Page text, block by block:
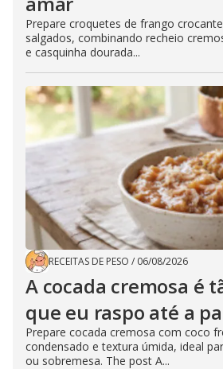
Prepare croquetes de frango
salgados, combinando recheio
e casquinha dourada...
RECEITAS DE PESO / 06/08/2026
A cocada cremosa é
que eu raspo até a
Prepare cocada cremosa com coco
condensado e textura úmida, ideal
ou sobremesa. The post A...